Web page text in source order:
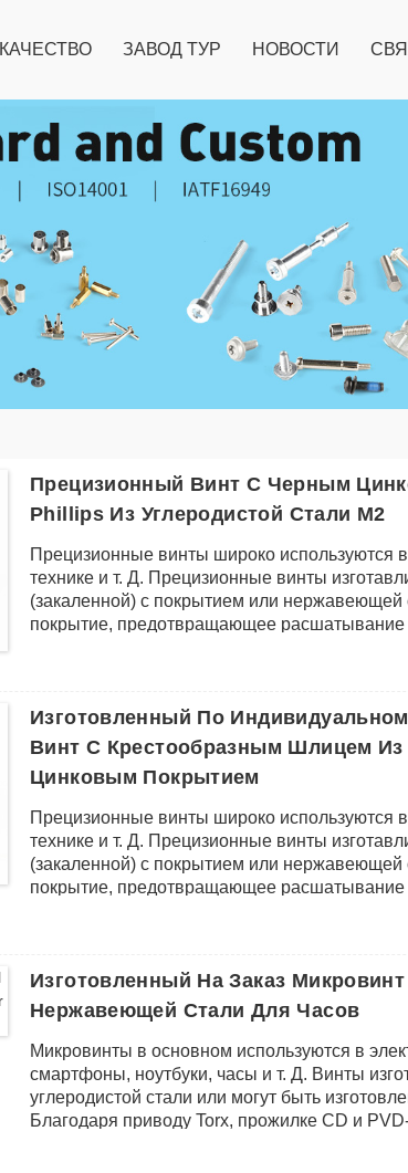
КАЧЕСТВО ЗАВОД ТУР НОВОСТИ
Прецизионный Винт С Черным
Phillips Из Углеродистой Стали M2
Прецизионные винты широко используются
технике и т. Д. Прецизионные винты
(закаленной) с покрытием или
покрытие, предотвращающее расшатывание
Изготовленный По
Винт С Крестообразным Шлицем
Цинковым Покрытием
Прецизионные винты широко используются
технике и т. Д. Прецизионные винты
(закаленной) с покрытием или
покрытие, предотвращающее расшатывание
Изготовленный На Заказ
Нержавеющей Стали Для Часов
Микровинты в основном используются в
смартфоны, ноутбуки, часы и т. Д. Винты
углеродистой стали или могут быть
Благодаря приводу Torx, прожилке CD и
превосходной коррозионной стойкостью и